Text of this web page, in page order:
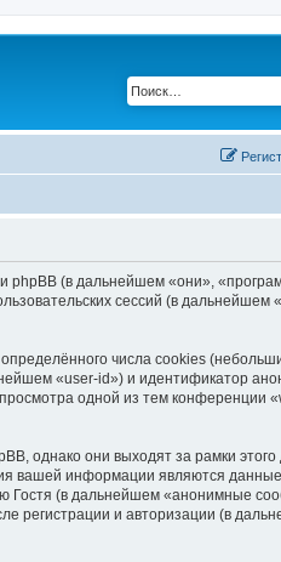
phpBB (в дальнейшем «они»,
сессий (в дальнейшем
числа cookies
«user-id») и идентификатор
одной из тем конференции
однако они выходят за рамки этого
вашей информации являются
Гостя (в дальнейшем «анонимные
регистрации и авторизации (в